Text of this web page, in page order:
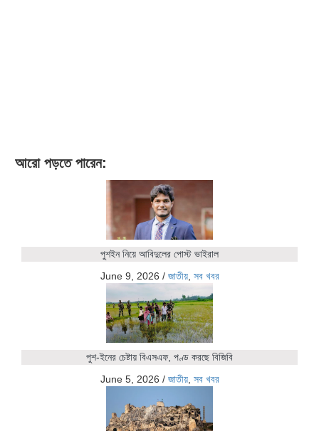
আরো পড়তে পারেন:
পুশইন নিয়ে আবিদুলের পোস্ট ভাইরাল
June 9, 2026 / জাতীয়, সব খবর
পুশ-ইনের চেষ্টায় বিএসএফ, পণ্ড করছে বিজিবি
June 5, 2026 / জাতীয়, সব খবর